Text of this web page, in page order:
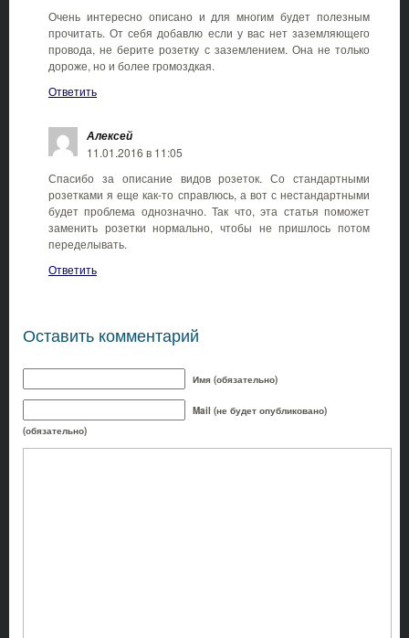
Очень интересно описано и для многим будет полезным
прочитать. От себя добавлю если у вас нет заземляющего
провода, не берите розетку с заземлением. Она не только
дороже, но и более громоздкая.
Ответить
Алексей
11.01.2016 в 11:05
Спасибо за описание видов розеток. Со стандартными
розетками я еще как-то справлюсь, а вот с нестандартными
будет проблема однозначно. Так что, эта статья поможет
заменить розетки нормально, чтобы не пришлось потом
переделывать.
Ответить
Оставить комментарий
Имя (обязательно)
Mail (не будет опубликовано)
(обязательно)